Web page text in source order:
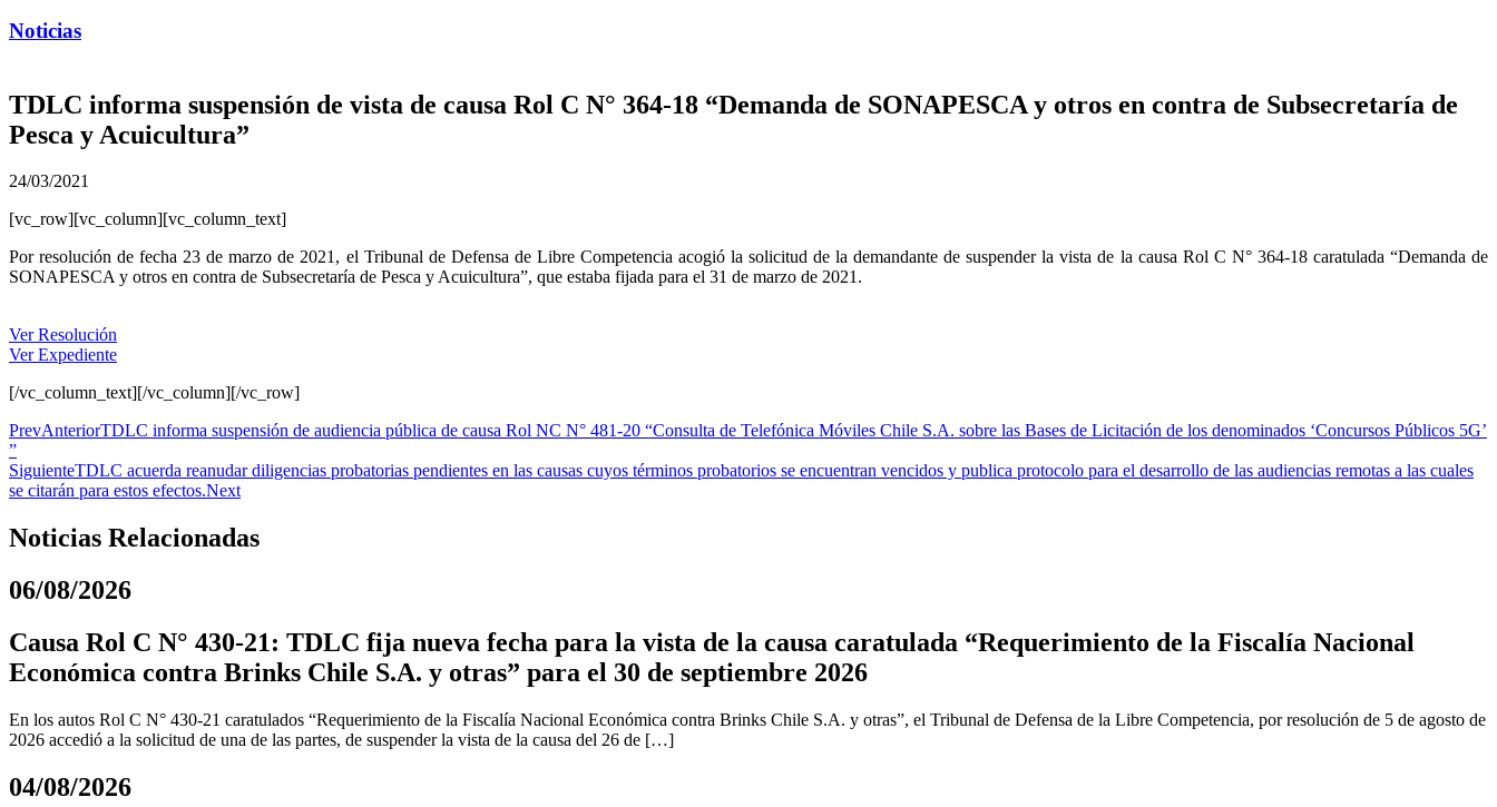
Noticias
TDLC informa suspensión de vista de causa Rol C N° 364-18 “Demanda de SONAPESCA y otros en contra de Subsecretaría de
Pesca y Acuicultura”
24/03/2021
[vc_row][vc_column][vc_column_text]
Por resolución de fecha 23 de marzo de 2021, el Tribunal de Defensa de Libre Competencia acogió la solicitud de la demandante de suspender la vista de la causa Rol C N° 364-18 caratulada “Demanda de
SONAPESCA y otros en contra de Subsecretaría de Pesca y Acuicultura”, que estaba fijada para el 31 de marzo de 2021.
Ver Resolución
Ver Expediente
[/vc_column_text][/vc_column][/vc_row]
PrevAnteriorTDLC informa suspensión de audiencia pública de causa Rol NC N° 481-20 “Consulta de Telefónica Móviles Chile S.A. sobre las Bases de Licitación de los denominados ‘Concursos Públicos 5G’
”
SiguienteTDLC acuerda reanudar diligencias probatorias pendientes en las causas cuyos términos probatorios se encuentran vencidos y publica protocolo para el desarrollo de las audiencias remotas a las cuales
se citarán para estos efectos.Next
Noticias Relacionadas
06/08/2026
Causa Rol C N° 430-21: TDLC fija nueva fecha para la vista de la causa caratulada “Requerimiento de la Fiscalía Nacional
Económica contra Brinks Chile S.A. y otras” para el 30 de septiembre 2026
En los autos Rol C N° 430-21 caratulados “Requerimiento de la Fiscalía Nacional Económica contra Brinks Chile S.A. y otras”, el Tribunal de Defensa de la Libre Competencia, por resolución de 5 de agosto de
2026 accedió a la solicitud de una de las partes, de suspender la vista de la causa del 26 de […]
04/08/2026